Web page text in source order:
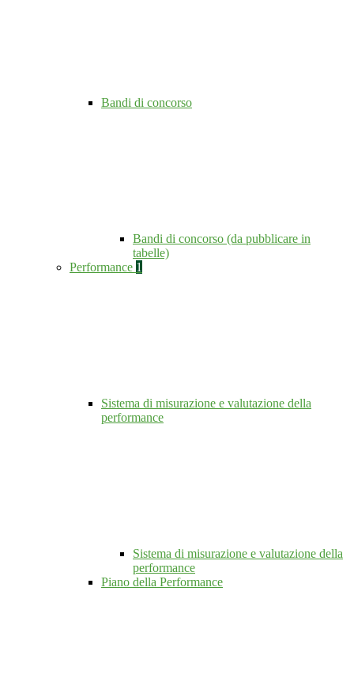
Bandi di concorso
Bandi di concorso (da pubblicare in
tabelle)
Performance 1
Sistema di misurazione e valutazione della
performance
Sistema di misurazione e valutazione della
performance
Piano della Performance